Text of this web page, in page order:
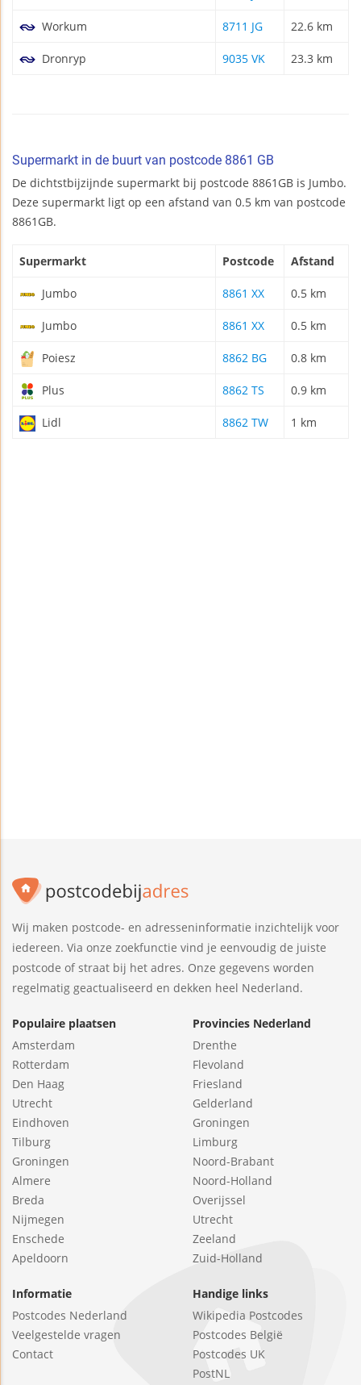
Workum 8711 JG 22.6 km
Dronryp 9035 VK 23.3 km
Supermarkt in de buurt van postcode 8861 GB
De dichtstbijzijnde supermarkt bij postcode 8861GB is Jumbo.
Deze supermarkt ligt op een afstand van 0.5 km van postcode
8861GB.
Supermarkt Postcode Afstand
Jumbo 8861 XX 0.5 km
Jumbo 8861 XX 0.5 km
Poiesz 8862 BG 0.8 km
Plus 8862 TS 0.9 km
Lidl 8862 TW 1 km
Wij maken postcode- en adresseninformatie inzichtelijk voor
iedereen. Via onze zoekfunctie vind je eenvoudig de juiste
postcode of straat bij het adres. Onze gegevens worden
regelmatig geactualiseerd en dekken heel Nederland.
Populaire plaatsen
Amsterdam
Rotterdam
Den Haag
Utrecht
Eindhoven
Tilburg
Groningen
Almere
Breda
Nijmegen
Enschede
Apeldoorn
Provincies Nederland
Drenthe
Flevoland
Friesland
Gelderland
Groningen
Limburg
Noord-Brabant
Noord-Holland
Overijssel
Utrecht
Zeeland
Zuid-Holland
Informatie
Postcodes Nederland
Veelgestelde vragen
Contact
Handige links
Wikipedia Postcodes
Postcodes België
Postcodes UK
PostNL